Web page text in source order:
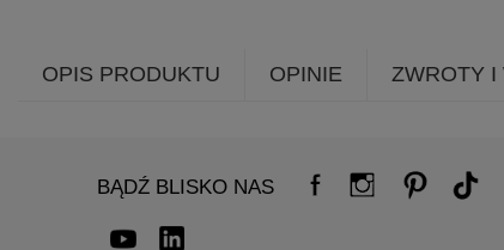
OPIS PRODUKTU OPINIE ZWROTY I
BĄDŹ BLISKO NAS